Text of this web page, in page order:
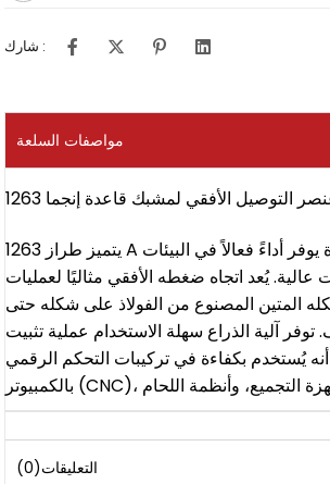
شارك :
مواصفات السلعة
يتميز طراز 1263 A بمشبك قاعدة مؤخرة يوفر أداءً فعالاً في البيئات
عالية. يُعد اتجاه ضغطه الأفقي مثاليًا لعمليات
المتين المصنوع من الفولاذ على شكله حتى
توفر آلية الذراع سهلة الاستخدام عملية تثبيت
يُستخدم بكفاءة في تركيبات التحكم الرقمي
التعليقات(0)